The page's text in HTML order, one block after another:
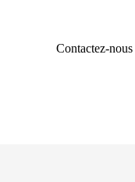
Contactez-nous